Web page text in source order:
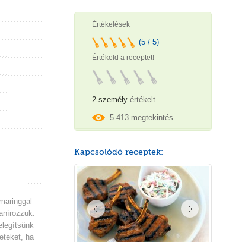
ha
Értékelések
(5 / 5)
Értékeld a receptet!
2 személy értékelt
5 413 megtekintés
Kapcsolódó receptek: